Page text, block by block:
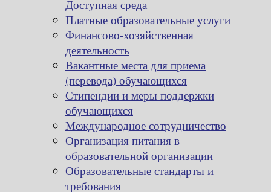
Доступная среда
Платные образовательные услуги
Финансово-хозяйственная
деятельность
Вакантные места для приема
(перевода) обучающихся
Стипендии и меры поддержки
обучающихся
Международное сотрудничество
Организация питания в
образовательной организации
Образовательные стандарты и
требования